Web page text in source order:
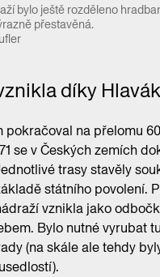
bylo ještě rozděleno
přestavěná.
díky
na přelomu
se v Českých zemích
trasy stavěly
státního povolení.
vznikla jako
Bylo nutné vyrubat
(na skále ale tehdy